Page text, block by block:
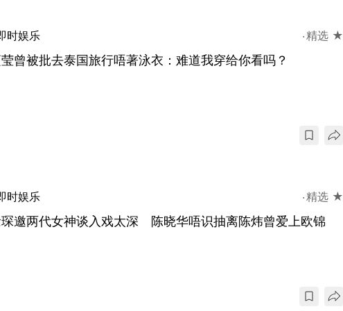
时娱乐 精选 ★
曾被批去泰国旅行唔著泳衣：难道我穿给你看吗？
时娱乐 精选 ★
邀两代女神谈入戏太深 陈晓华唔识抽离陈炜曾爱上欧锦